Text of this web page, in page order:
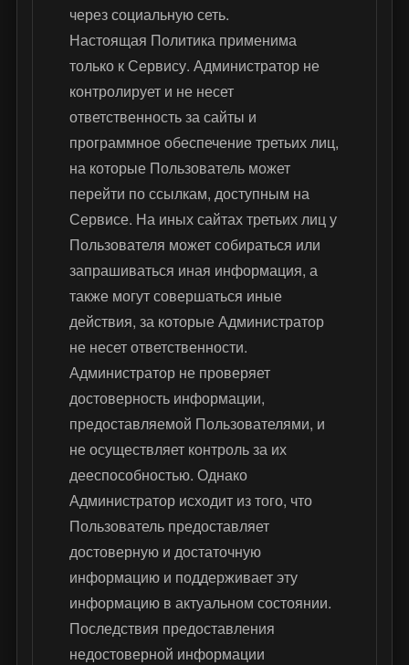
через социальную сеть.
Настоящая Политика применима
только к Сервису. Администратор не
контролирует и не несет
ответственность за сайты и
программное обеспечение третьих лиц,
на которые Пользователь может
перейти по ссылкам, доступным на
Сервисе. На иных сайтах третьих лиц у
Пользователя может собираться или
запрашиваться иная информация, а
также могут совершаться иные
действия, за которые Администратор
не несет ответственности.
Администратор не проверяет
достоверность информации,
предоставляемой Пользователями, и
не осуществляет контроль за их
дееспособностью. Однако
Администратор исходит из того, что
Пользователь предоставляет
достоверную и достаточную
информацию и поддерживает эту
информацию в актуальном состоянии.
Последствия предоставления
недостоверной информации